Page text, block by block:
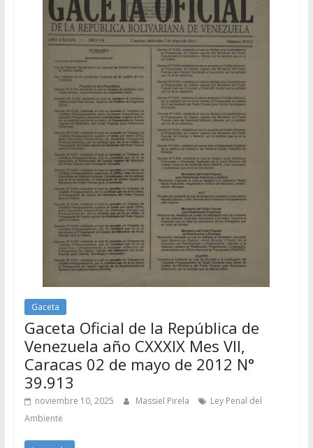
Gaceta
Gaceta Oficial de la República de
Venezuela año CXXXIX Mes VII,
Caracas 02 de mayo de 2012 N°
39.913
noviembre 10, 2025 Massiel Pirela
Ley Penal del
Ambiente